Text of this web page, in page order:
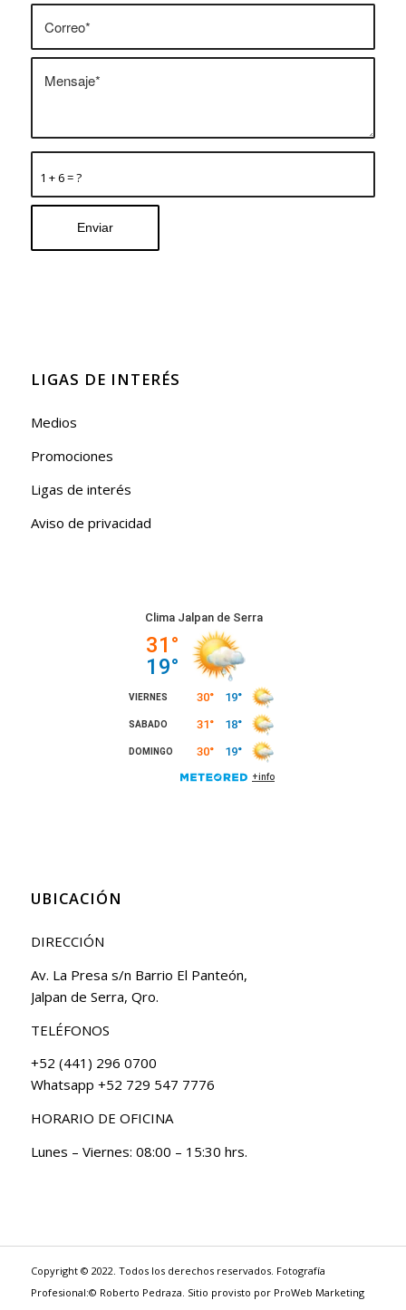
1 + 6 = ?
LIGAS DE INTERÉS
Medios
Promociones
Ligas de interés
Aviso de privacidad
UBICACIÓN
DIRECCIÓN
Av. La Presa s/n Barrio El Panteón,
Jalpan de Serra, Qro.
TELÉFONOS
+52 (441) 296 0700
Whatsapp +52 729 547 7776
HORARIO DE OFICINA
Lunes – Viernes: 08:00 – 15:30 hrs.
Copyright © 2022. Todos los derechos reservados. Fotografía
Profesional:© Roberto Pedraza. Sitio provisto por ProWeb Marketing